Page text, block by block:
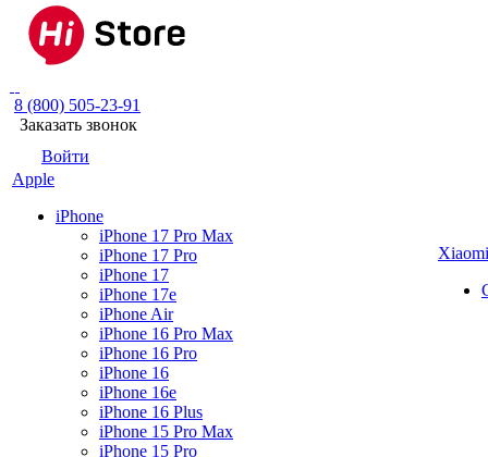
8 (800) 505-23-91
Заказать звонок
Войти
Apple
iPhone
iPhone 17 Pro Max
iPhone 17 Pro
iPhone 17
iPhone 17e
iPhone Air
iPhone 16 Pro Max
iPhone 16 Pro
iPhone 16
iPhone 16e
iPhone 16 Plus
iPhone 15 Pro Max
iPhone 15 Pro
Xiaomi